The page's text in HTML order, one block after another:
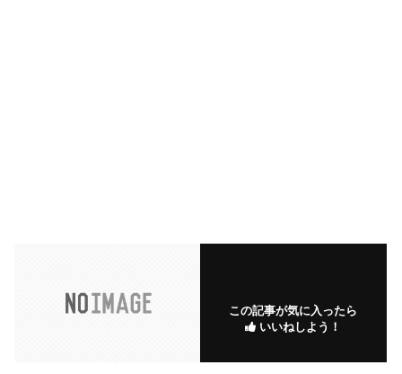
この記事が気に入ったら
いいねしよう！